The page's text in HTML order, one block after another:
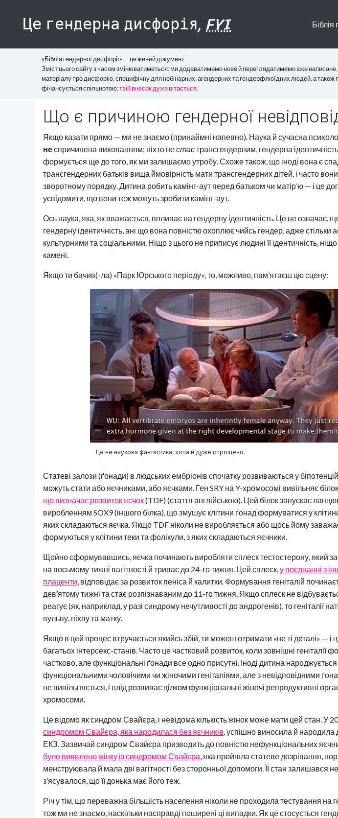
Це гендерна дисфорія,FYI Біблія
«Біблія гендерної дисфорії» — це живий документ
Зміст цього сайту з часом змінюватиметься: ми додаватимемо нове й переглядатимемо вже
матеріалу про дисфорію, специфічну для небінарних, агендерних та гендерфлюїдних людей, а також
фінансується спільнотою;твій внесок дуже вітається.
Що є причиною гендерної
Якщо казати прямо — ми не знаємо (принаймні напевно). Наука й сучасна
неспричинена вихованням; ніхто нестаєтрансгендерним, гендерна
формується ще до того, як ми залишаємо утробу. Схоже також, що іноді вона є
трансгендерних батьків вища ймовірність мати трансгендерних дітей, і часто
зворотному порядку. Дитина робить камінг-аут перед батьком чи матір’ю — і це
усвідомити, що вони теж можуть зробити камінг-аут.
Ось наука, яка, як вважається, впливає на гендерну ідентичність. Це не означає,
гендерну ідентичність, ані що вона повністю охоплює чийсь гендер, адже стільки
культурними та соціальними. Ніщо з цього не приписує людині її ідентичність,
камені.
Якщо ти бачив(-ла) «Парк Юрського періоду», то, можливо, пам’ятаєш цю сцену:
Це не наукова фантастика, хоча й дуже спрощено.
Статеві залози (ґонади) в людських ембріонів спочатку розвиваються у
можуть стати або яєчниками, або яєчками. Ген SRY на Y-хромосомі вивільняє
що визначає розвиток яєчок(TDF) (стаття англійською). Цей білок запускає
виробленням SOX9 (іншого білка), що змушує клітини ґонад формуватися у
яких складаються яєчка. Якщо TDF ніколи не виробляється або щось йому
формуються у клітини теки та фолікули, з яких складаються яєчники.
Щойно сформувавшись, яєчка починають виробляти сплеск тестостерону, який
на восьмому тижні вагітності й триває до 24-го тижня. Цей сплеск, у поєднанні з
плаценти , відповідає за розвиток пеніса й калитки. Формування геніталій
дев’ятому тижні та стає розпізнаваним до 11-го тижня. Якщо сплеск не
реагує (як, наприклад, у разі синдрому нечутливості до андрогенів), то геніталії
вульву, піхву та матку.
Якщо в цей процес втручається якийсь збій, ти можеш отримати «не ті деталі» — і
багатьох інтерсекс-станів. Часто це частковий розвиток, коли зовнішні
частково, але функціональні ґонади все одно присутні. Іноді дитина народжується
функціональними чоловічими чи жіночими геніталіями, але з невідповідними
не вивільняється, і плід розвиває цілком функціональні жіночі репродуктивні
хромосоми.
Це відомо як синдром Свайєра, і невідома кількість жінок може мати цей стан. У
синдромом Свайєра, яка народилася без яєчників , успішно виносила й
ЕКЗ. Зазвичай синдром Свайєра призводить до повністю нефункціональних
було виявлено жінку із синдромом Свайєра , яка пройшла статеве дозрівання,
менструювала й мала дві вагітності без сторонньої допомоги. Її стан залишався
з’ясувалося, що її донька має його теж.
Річ у тім, що переважна більшість населення ніколи не проходила тестування на
тож ми не знаємо, наскільки насправді поширені ці випадки. Як це стосується